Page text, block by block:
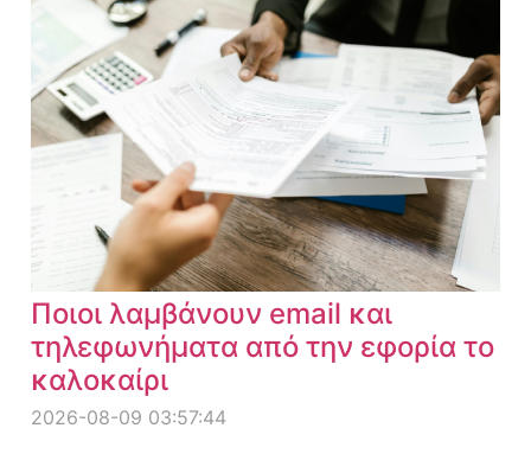
Ποιοι λαμβάνουν email και
τηλεφωνήματα από την εφορία το
καλοκαίρι
2026-08-09 03:57:44